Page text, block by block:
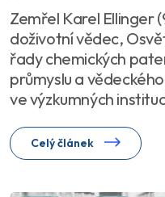
Zemřel Karel Ellinger
doživotní vědec,
řady chemických
průmyslu a
ve výzkumných
Celý článek